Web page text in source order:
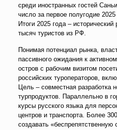
среди иностранных гостей
число за первое полугодие
Итоги 2025 года –исторический
тысяч туристов из РФ.
Понимая потенциал рынка,
пассивного ожидания к
остров с рабочим визитом
российских туроператоров,
Цель –совместная разработка
турпродуктов. Параллельно в
курсы русского языка для
центров и транспорта. Более
создавать